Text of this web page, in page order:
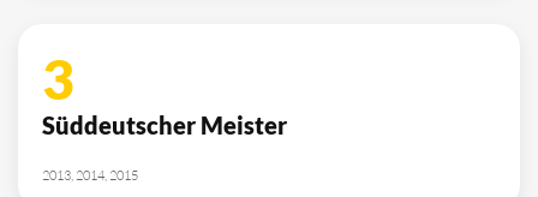
3
Süddeutscher Meister
2013, 2014, 2015